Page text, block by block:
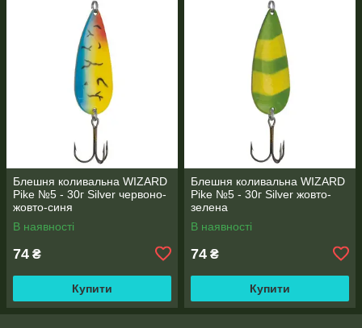
Блешня коливальна WIZARD
Pike №5 - 30г Silver червоно-
жовто-синя
В наявності
74 ₴
Купити
Блешня коливальна WIZARD
Pike №5 - 30г Silver жовто-
зелена
В наявності
74 ₴
Купити